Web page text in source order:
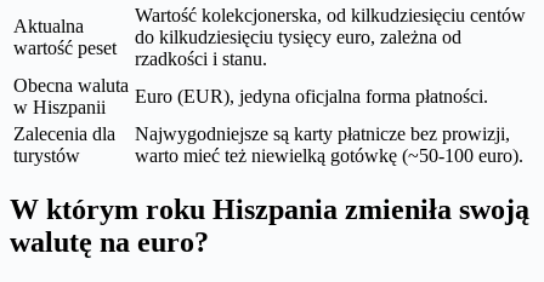
Aktualna
wartość peset
Wartość kolekcjonerska, od kilkudziesięciu centów
do kilkudziesięciu tysięcy euro, zależna od
rzadkości i stanu.
Obecna waluta
w Hiszpanii
Euro (EUR), jedyna oficjalna forma płatności.
Zalecenia dla
turystów
Najwygodniejsze są karty płatnicze bez prowizji,
warto mieć też niewielką gotówkę (~50-100 euro).
W którym roku Hiszpania zmieniła swoją
walutę na euro?